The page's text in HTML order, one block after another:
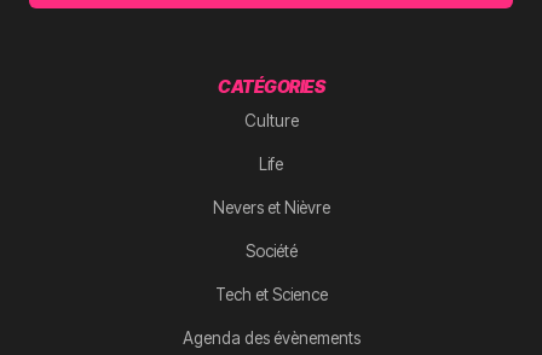
CATÉGORIES
Culture
Life
Nevers et Nièvre
Société
Tech et Science
Agenda des évènements